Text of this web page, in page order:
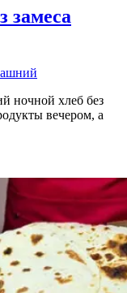
замеса
ночной хлеб без
вечером, а